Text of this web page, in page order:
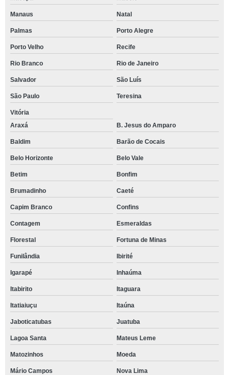
Manaus Natal
Palmas Porto Alegre
Porto Velho Recife
Rio Branco Rio de Janeiro
Salvador São Luís
São Paulo Teresina
Vitória
Araxá
B. Jesus do Amparo
Baldim Barão de Cocais
Belo Horizonte Belo Vale
Betim Bonfim
Brumadinho Caeté
Capim Branco Confins
Contagem Esmeraldas
Florestal Fortuna de Minas
Funilândia Ibirité
Igarapé Inhaúma
Itabirito Itaguara
Itatiaiuçu Itaúna
Jaboticatubas Juatuba
Lagoa Santa Mateus Leme
Matozinhos Moeda
Mário Campos Nova Lima